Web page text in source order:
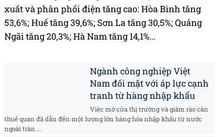
xuất và phân phối điện tăng cao: Hòa Bình tăng
53,6%; Huế tăng 39,6%; Sơn La tăng 30,5%; Quảng
Ngãi tăng 20,3%; Hà Nam tăng 14,1%...
Ngành công nghiệp Việt
Nam đối mặt với áp lực cạnh
tranh từ hàng nhập khẩu
Việc mở cửa thị trường và giảm rào cản
thuế quan đã dẫn đến một lượng lớn hàng hóa nhập khẩu từ nước
ngoài tràn ...